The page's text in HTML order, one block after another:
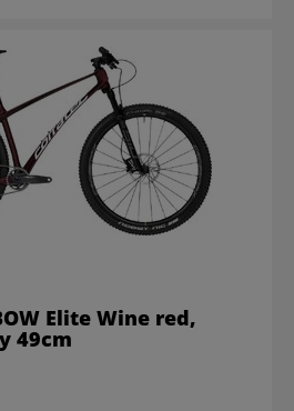
Elite Wine red,
49cm